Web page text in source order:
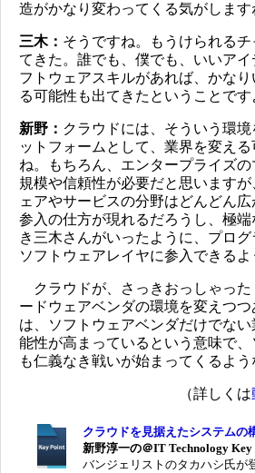
造がかなり変わってくる気がします
三木： そうですね。もうけられる
てきた。誰でも、僕でも、いいア
フトウェアスキルがあれば、かな
る可能性も出てきたということです
新野： クラウドには、そういう環
ットフォームとして、業界を変え
ね。もちろん、エンタープライズ
規模や信頼性が必要だと思います
ェアやサービスの分野はどんどん
参入の仕方が現れるだろうし、極
き三木さんがいったように、プロ
ソフトウェアレイヤに参入できるよ
クラウドが、さっきおっしゃった
ードウェアベンダの環境を変えつ
は、ソフトウェアベンダだけでな
能性が高まっているという意味で
も仁義なき戦いが始まってくるよう
（詳しくは
クラウドを見据えたシステムの
新野淳一の＠IT Technology Key
バンジェリストのタカハシ氏が